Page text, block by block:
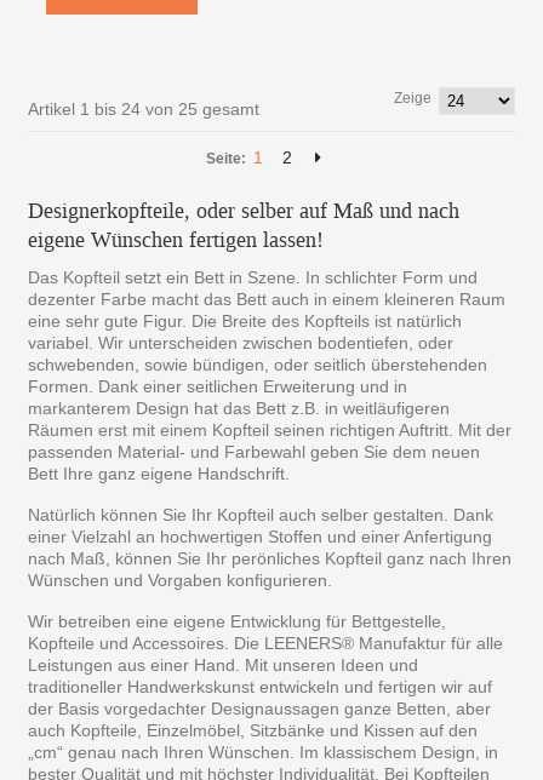
Artikel 1 bis 24 von 25 gesamt
Zeige
Seite: 1 2
Designerkopfteile, oder selber auf Maß und nach
eigene Wünschen fertigen lassen!
Das Kopfteil setzt ein Bett in Szene. In schlichter Form und
dezenter Farbe macht das Bett auch in einem kleineren Raum
eine sehr gute Figur. Die Breite des Kopfteils ist natürlich
variabel. Wir unterscheiden zwischen bodentiefen, oder
schwebenden, sowie bündigen, oder seitlich überstehenden
Formen. Dank einer seitlichen Erweiterung und in
markanterem Design hat das Bett z.B. in weitläufigeren
Räumen erst mit einem Kopfteil seinen richtigen Auftritt. Mit der
passenden Material- und Farbewahl geben Sie dem neuen
Bett Ihre ganz eigene Handschrift.
Natürlich können Sie Ihr Kopfteil auch selber gestalten. Dank
einer Vielzahl an hochwertigen Stoffen und einer Anfertigung
nach Maß, können Sie Ihr perönliches Kopfteil ganz nach Ihren
Wünschen und Vorgaben konfigurieren.
Wir betreiben eine eigene Entwicklung für Bettgestelle,
Kopfteile und Accessoires. Die LEENERS® Manufaktur für alle
Leistungen aus einer Hand. Mit unseren Ideen und
traditioneller Handwerkskunst entwickeln und fertigen wir auf
der Basis vorgedachter Designaussagen ganze Betten, aber
auch Kopfteile, Einzelmöbel, Sitzbänke und Kissen auf den
„cm“ genau nach Ihren Wünschen. Im klassischem Design, in
bester Qualität und mit höchster Individualität. Bei Kopfteilen